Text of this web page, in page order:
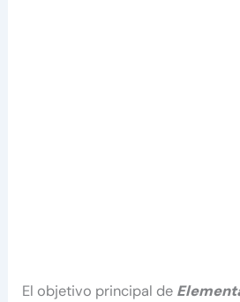
El objetivo principal de